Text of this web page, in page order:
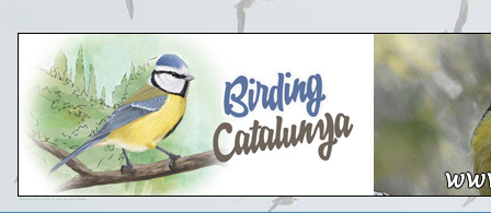
Un blog per conèixer millor els ocells que viuen a Catalunya